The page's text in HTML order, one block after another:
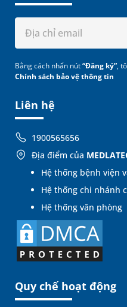
Liên hệ
1900565656
Địa điểm của
Hệ thống bệnh viện
Hệ thống chi nhánh
Hệ thống văn phòng
Quy chế hoạt động
Bằng cách nhấn nút“Đăng ký”,
Chính sách bảo vệ thông tin